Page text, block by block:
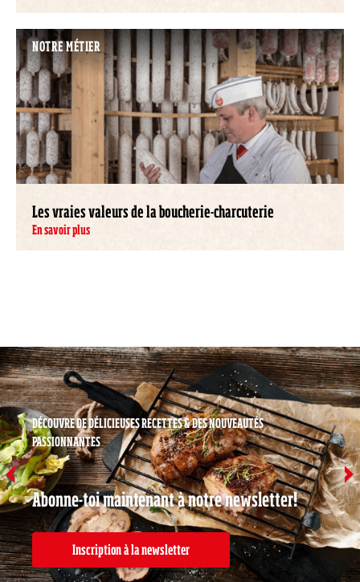
NOTRE MÉTIER
Les vraies valeurs de la boucherie-charcuterie
En savoir plus
DÉCOUVRE DE DÉLICIEUSES RECETTES & DES NOUVEAUTÉS
PASSIONNANTES
Abonne-toi maintenant à notre newsletter!
Inscription à la newsletter